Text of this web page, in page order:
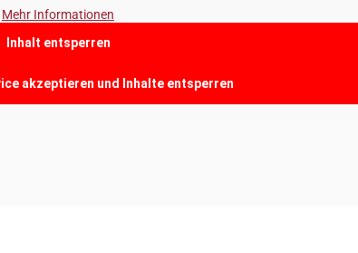
Mehr Informationen
Inhalt entsperren
akzeptieren und Inhalte entsperren